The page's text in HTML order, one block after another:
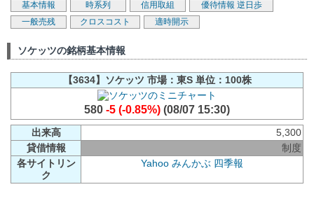
基本情報 時系列 信用取組 優待情報 逆日歩
一般売残
クロスコスト 適時開示
ソケッツの銘柄基本情報
【3634】ソケッツ 市場：東S 単位：100株
580 -5 (-0.85%) (08/07 15:30)
出来高
5,300
貸借情報
制度
各サイトリン
ク
Yahoo みんかぶ 四季報